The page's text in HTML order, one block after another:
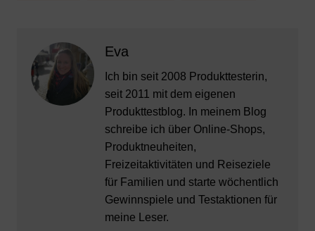
Eva
Ich bin seit 2008 Produkttesterin,
seit 2011 mit dem eigenen
Produkttestblog. In meinem Blog
schreibe ich über Online-Shops,
Produktneuheiten,
Freizeitaktivitäten und Reiseziele
für Familien und starte wöchentlich
Gewinnspiele und Testaktionen für
meine Leser.